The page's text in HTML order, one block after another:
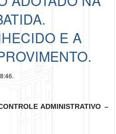
E A
ADMINISTRATIVO –